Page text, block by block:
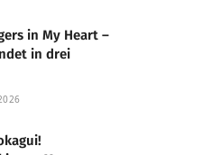
in My Heart –
in drei